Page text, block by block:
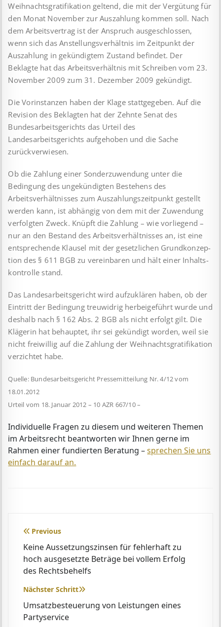
Weihnachtsgratifikation geltend, die mit der Vergütung für
den Monat November zur Auszahlung kommen soll. Nach
dem Arbeitsvertrag ist der Anspruch ausgeschlossen,
wenn sich das Anstellungsverhältnis im Zeitpunkt der
Auszahlung in gekündigtem Zustand befindet. Der
Beklagte hat das Arbeitsverhältnis mit Schreiben vom 23.
November 2009 zum 31. Dezember 2009 gekündigt.
Die Vorinstanzen haben der Klage stattgegeben. Auf die
Revision des Beklagten hat der Zehnte Senat des
Bundesarbeitsgerichts das Urteil des
Landesarbeitsgerichts aufgehoben und die Sache
zurückverwiesen.
Ob die Zahlung einer Sonderzuwendung unter die
Bedingung des ungekündigten Bestehens des
Arbeitsverhältnisses zum Aus­zahlungszeitpunkt gestellt
werden kann, ist abhängig von dem mit der Zuwendung
verfolgten Zweck. Knüpft die Zahlung – wie vorliegend –
nur an den Bestand des Arbeitsverhältnisses an, ist eine
entsprechende Klausel mit der gesetzlichen Grund­kon­zep­
tion des § 611 BGB zu vereinbaren und hält einer Inhalts­
kon­trolle stand.
Das Landesarbeitsgericht wird aufzuklären haben, ob der
Eintritt der Bedingung treuwidrig herbeigeführt wurde und
deshalb nach § 162 Abs. 2 BGB als nicht erfolgt gilt. Die
Klägerin hat be­haup­tet, ihr sei gekündigt worden, weil sie
nicht freiwillig auf die Zahlung der Weihnachtsgratifikation
verzichtet habe.
Quelle: Bundesarbeitsgericht Pressemitteilung Nr. 4/12 vom
18.01.2012
Urteil vom 18. Januar 2012 – 10 AZR 667/10 –
Individuelle Fragen zu diesem und weiteren Themen
im Arbeitsrecht beantworten wir Ihnen gerne im
Rahmen einer fundierten Beratung –sprechen Sie uns
einfach darauf an.
Beitragsnavigation
Previous
Keine Aussetzungszinsen für fehlerhaft zu
hoch ausgesetzte Beträge bei vollem Erfolg
des Rechtsbehelfs
Nächster Schritt
Umsatzbesteuerung von Leistungen eines
Partyservice